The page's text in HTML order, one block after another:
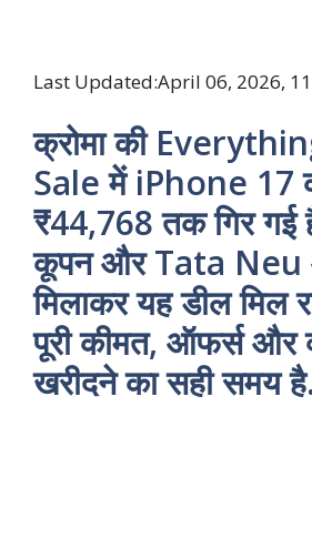
Last Updated:April 06, 2026,
क्रोमा की
Sale में iPhone 17
₹44,768 तक गिर
कूपन और Tata Neu
मिलाकर यह डील मिल
पूरी कीमत, ऑफर्स और
खरीदने का सही समय